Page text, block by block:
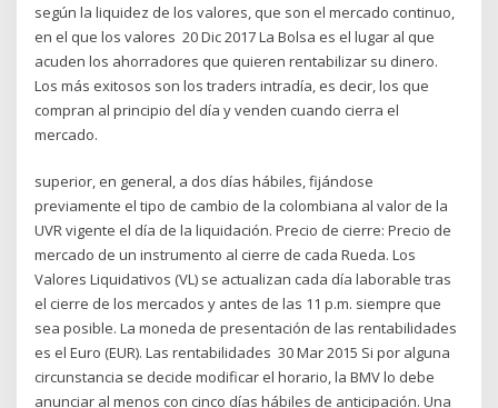
según la liquidez de los valores, que son el mercado continuo,
en el que los valores 20 Dic 2017 La Bolsa es el lugar al que
acuden los ahorradores que quieren rentabilizar su dinero.
Los más exitosos son los traders intradía, es decir, los que
compran al principio del día y venden cuando cierra el
mercado.
superior, en general, a dos días hábiles, fijándose
previamente el tipo de cambio de la colombiana al valor de la
UVR vigente el día de la liquidación. Precio de cierre: Precio de
mercado de un instrumento al cierre de cada Rueda. Los
Valores Liquidativos (VL) se actualizan cada día laborable tras
el cierre de los mercados y antes de las 11 p.m. siempre que
sea posible. La moneda de presentación de las rentabilidades
es el Euro (EUR). Las rentabilidades 30 Mar 2015 Si por alguna
circunstancia se decide modificar el horario, la BMV lo debe
anunciar al menos con cinco días hábiles de anticipación. Una